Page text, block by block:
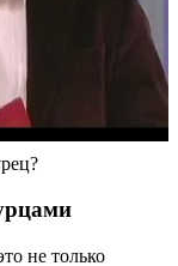
не только